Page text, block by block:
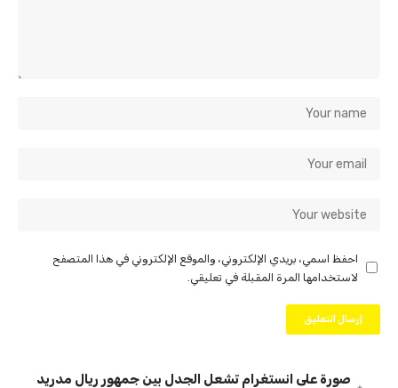
احفظ اسمي، بريدي الإلكتروني، والموقع الإلكتروني في هذا المتصفح
لاستخدامها المرة المقبلة في تعليقي.
صورة على انستغرام تشعل الجدل بين جمهور ريال مدريد